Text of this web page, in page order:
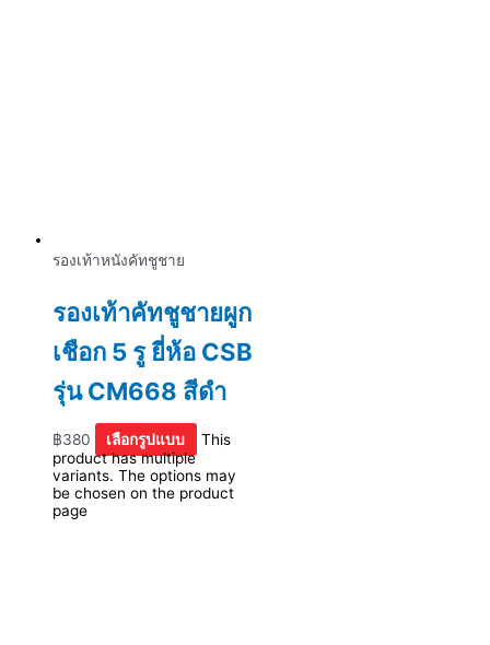
รองเท้าหนังคัทชูชาย
รองเท้าคัทชูชายผูก
เชือก 5 รู ยี่ห้อ CSB
รุ่น CM668 สีดำ
฿380 เลือกรูปแบบ
This
product has multiple
variants. The options may
be chosen on the product
page